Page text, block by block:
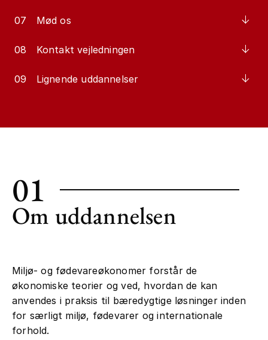
07 Mød os
08 Kontakt vejledningen
09 Lignende uddannelser
01
Om uddannelsen
Miljø- og fødevareøkonomer forstår de
økonomiske teorier og ved, hvordan de kan
anvendes i praksis til bæredygtige løsninger inden
for særligt miljø, fødevarer og internationale
forhold.